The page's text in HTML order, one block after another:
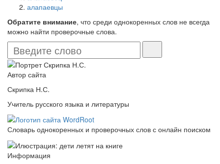
алапаевцы
Обратите внимание, что среди однокоренных слов не всегда
можно найти проверочные слова.
Автор сайта
Скрипка Н.С.
Учитель русского языка и литературы
Словарь однокоренных и проверочных слов с онлайн поиском
Информация